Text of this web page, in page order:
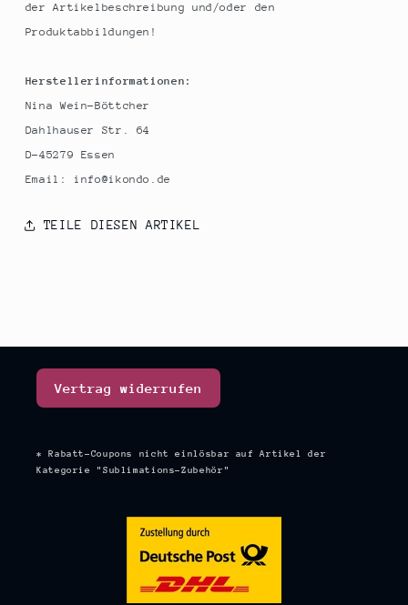
der Artikelbeschreibung und/oder den
Produktabbildungen!
Herstellerinformationen:
Nina Wein-Böttcher
Dahlhauser Str. 64
D-45279 Essen
Email: info@ikondo.de
TEILE DIESEN ARTIKEL
Vertrag widerrufen
* Rabatt-Coupons nicht einlösbar auf Artikel der
Kategorie "Sublimations-Zubehör"